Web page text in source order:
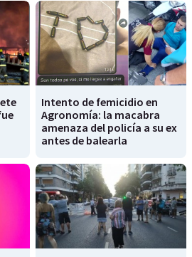
Intento de femicidio en
Agronomía: la macabra
amenaza del policía a su ex
antes de balearla